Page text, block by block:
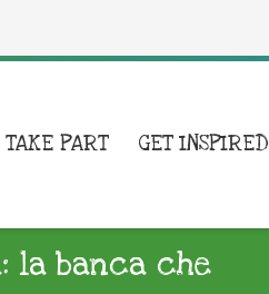
TAKE PART GET INSPIRED
banca che